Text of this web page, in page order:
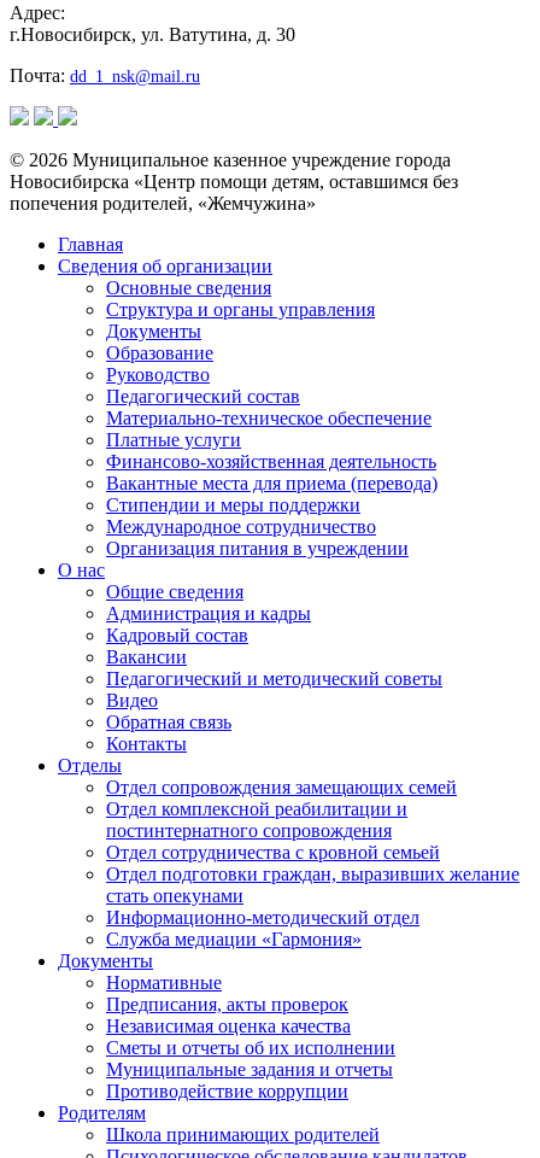
Адрес:
г.Новосибирск, ул. Ватутина, д. 30
Почта: dd_1_nsk@mail.ru
© 2026 Муниципальное казенное учреждение города
Новосибирска «Центр помощи детям, оставшимся без
попечения родителей, «Жемчужина»
Главная
Сведения об организации
Основные сведения
Структура и органы управления
Документы
Образование
Руководство
Педагогический состав
Материально-техническое обеспечение
Платные услуги
Финансово-хозяйственная деятельность
Вакантные места для приема (перевода)
Стипендии и меры поддержки
Международное сотрудничество
Организация питания в учреждении
О нас
Общие сведения
Администрация и кадры
Кадровый состав
Вакансии
Педагогический и методический советы
Видео
Обратная связь
Контакты
Отделы
Отдел сопровождения замещающих семей
Отдел комплексной реабилитации и
постинтернатного сопровождения
Отдел сотрудничества с кровной семьей
Отдел подготовки граждан, выразивших желание
стать опекунами
Информационно-методический отдел
Служба медиации «Гармония»
Документы
Нормативные
Предписания, акты проверок
Независимая оценка качества
Сметы и отчеты об их исполнении
Муниципальные задания и отчеты
Противодействие коррупции
Родителям
Школа принимающих родителей